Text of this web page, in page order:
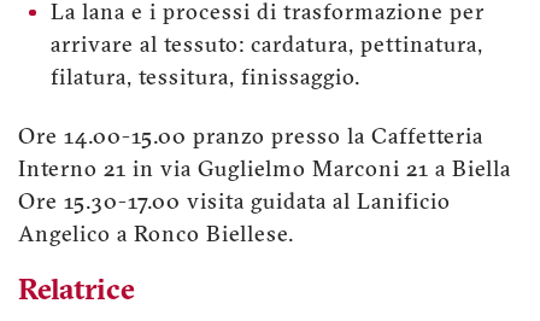
La lana e i processi di trasformazione per
arrivare al tessuto: cardatura, pettinatura,
filatura, tessitura, finissaggio.
Ore 14.00-15.00 pranzo presso la Caffetteria
Interno 21 in via Guglielmo Marconi 21 a Biella
Ore 15.30-17.00 visita guidata al Lanificio
Angelico a Ronco Biellese.
Relatrice